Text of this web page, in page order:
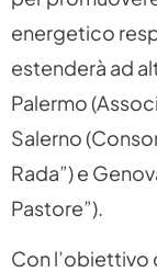
energetico
estenderà ad
Palermo
Salerno
Rada”) e
Pastore”).
Con l’obiettivo